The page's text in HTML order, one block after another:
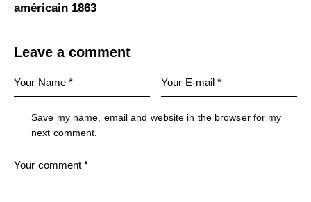
américain 1863
Leave a comment
Save my name, email and website in the browser for my
next comment.